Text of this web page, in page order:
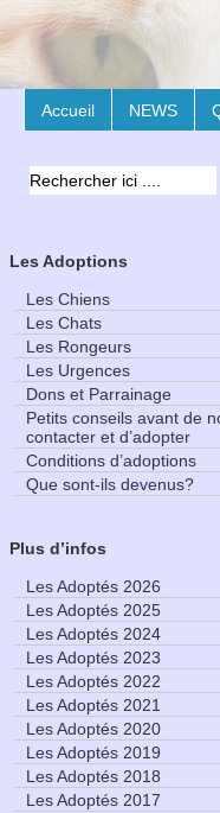
Accueil NEWS
Les Adoptions
Les Chiens
Les Chats
Les Rongeurs
Les Urgences
Dons et Parrainage
Petits conseils avant de
contacter et d’adopter
Conditions d’adoptions
Que sont-ils devenus?
Plus d’infos
Les Adoptés 2026
Les Adoptés 2025
Les Adoptés 2024
Les Adoptés 2023
Les Adoptés 2022
Les Adoptés 2021
Les Adoptés 2020
Les Adoptés 2019
Les Adoptés 2018
Les Adoptés 2017